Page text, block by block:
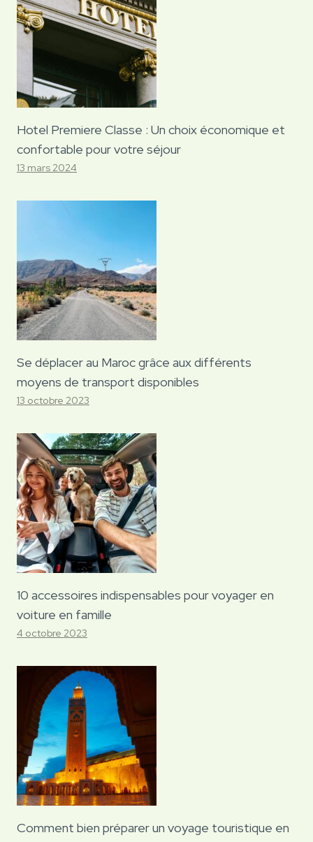
Hotel Premiere Classe : Un choix économique et
confortable pour votre séjour
13 mars 2024
Se déplacer au Maroc grâce aux différents
moyens de transport disponibles
13 octobre 2023
10 accessoires indispensables pour voyager en
voiture en famille
4 octobre 2023
Comment bien préparer un voyage touristique en